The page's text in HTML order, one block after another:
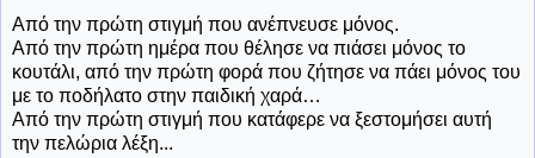
Από την πρώτη στιγμή που ανέπνευσε μόνος.
Από την πρώτη ημέρα που θέλησε να πιάσει μόνος το
κουτάλι, από την πρώτη φορά που ζήτησε να πάει μόνος του
με το ποδήλατο στην παιδική χαρά…
Από την πρώτη στιγμή που κατάφερε να ξεστομήσει αυτή
την πελώρια λέξη...